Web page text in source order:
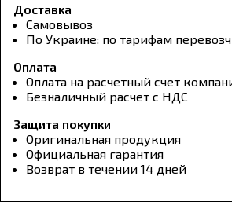
Доставка
Самовывоз
По Украине: по тарифам
Оплата
Оплата на расчетный счет
Безналичный расчет с НДС
Защита покупки
Оригинальная продукция
Официальная гарантия
Возврат в течении 14 дней